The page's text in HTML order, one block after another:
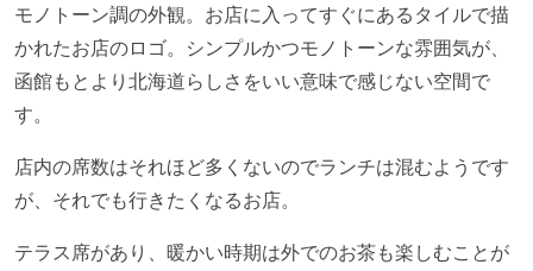
モノトーン調の外観。お店に入ってすぐにあるタイルで描
かれたお店のロゴ。シンプルかつモノトーンな雰囲気が、
函館もとより北海道らしさをいい意味で感じない空間で
す。
店内の席数はそれほど多くないのでランチは混むようです
が、それでも行きたくなるお店。
テラス席があり、暖かい時期は外でのお茶も楽しむことが